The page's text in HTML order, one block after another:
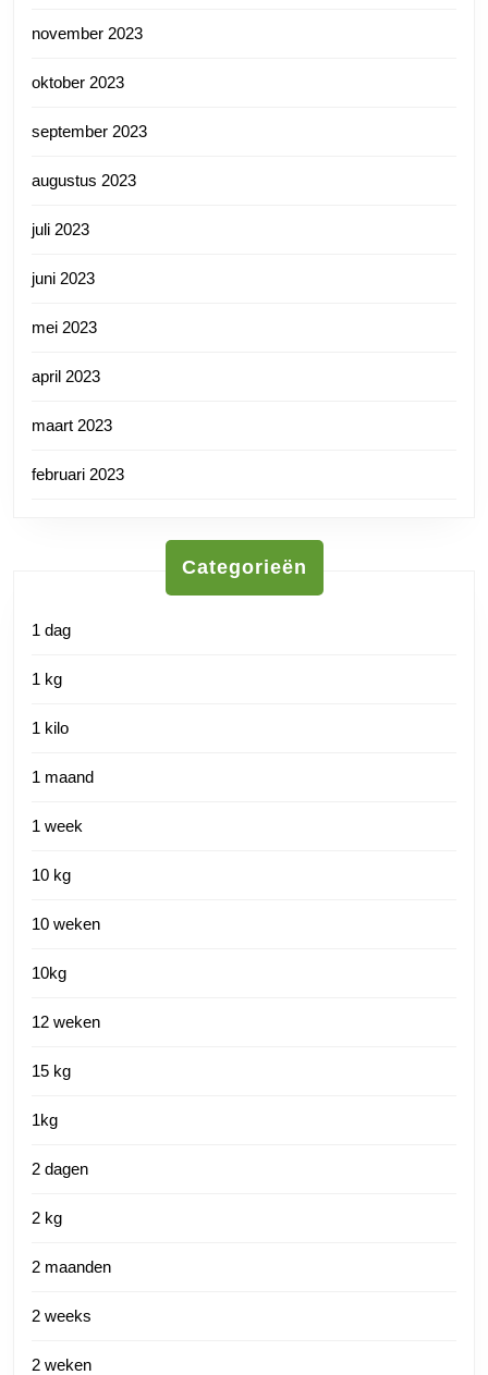
november 2023
oktober 2023
september 2023
augustus 2023
juli 2023
juni 2023
mei 2023
april 2023
maart 2023
februari 2023
Categorieën
1 dag
1 kg
1 kilo
1 maand
1 week
10 kg
10 weken
10kg
12 weken
15 kg
1kg
2 dagen
2 kg
2 maanden
2 weeks
2 weken